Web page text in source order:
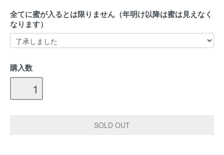
全てに蜜が入るとは限りません（年明け以降は蜜は見えなく
なります）
購入数